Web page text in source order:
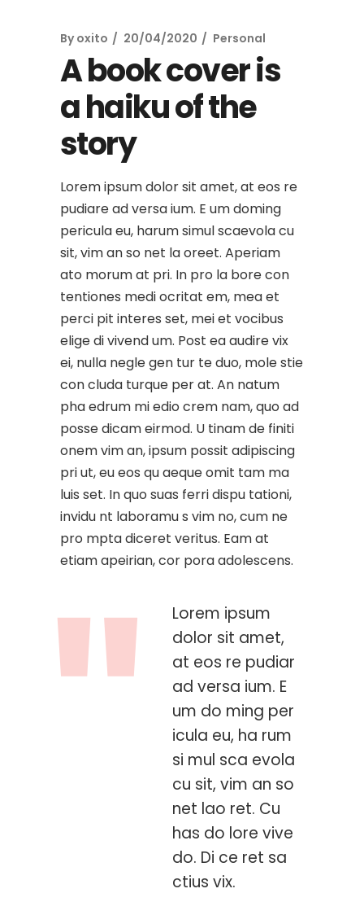
By oxito 20/04/2020 Personal
A book cover is
a haiku of the
story
Lorem ipsum dolor sit amet, at eos re
pudiare ad versa ium. E um doming
pericula eu, harum simul scaevola cu
sit, vim an so net la oreet. Aperiam
ato morum at pri. In pro la bore con
tentiones medi ocritat em, mea et
perci pit interes set, mei et vocibus
elige di vivend um. Post ea audire vix
ei, nulla negle gen tur te duo, mole stie
con cluda turque per at. An natum
pha edrum mi edio crem nam, quo ad
posse dicam eirmod. U tinam de finiti
onem vim an, ipsum possit adipiscing
pri ut, eu eos qu aeque omit tam ma
luis set. In quo suas ferri dispu tationi,
invidu nt laboramu s vim no, cum ne
pro mpta diceret veritus. Eam at
etiam apeirian, cor pora adolescens.
Lorem ipsum
dolor sit amet,
at eos re pudiar
ad versa ium. E
um do ming per
icula eu, ha rum
si mul sca evola
cu sit, vim an so
net lao ret. Cu
has do lore vive
do. Di ce ret sa
ctius vix.